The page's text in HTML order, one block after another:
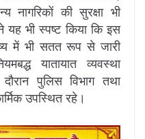
की सुरक्षा भी
यह भी स्पष्ट किया कि इस
में भी सतत रूप से जारी
यातायात व्यवस्था
पुलिस विभाग तथा
उपस्थित रहे।